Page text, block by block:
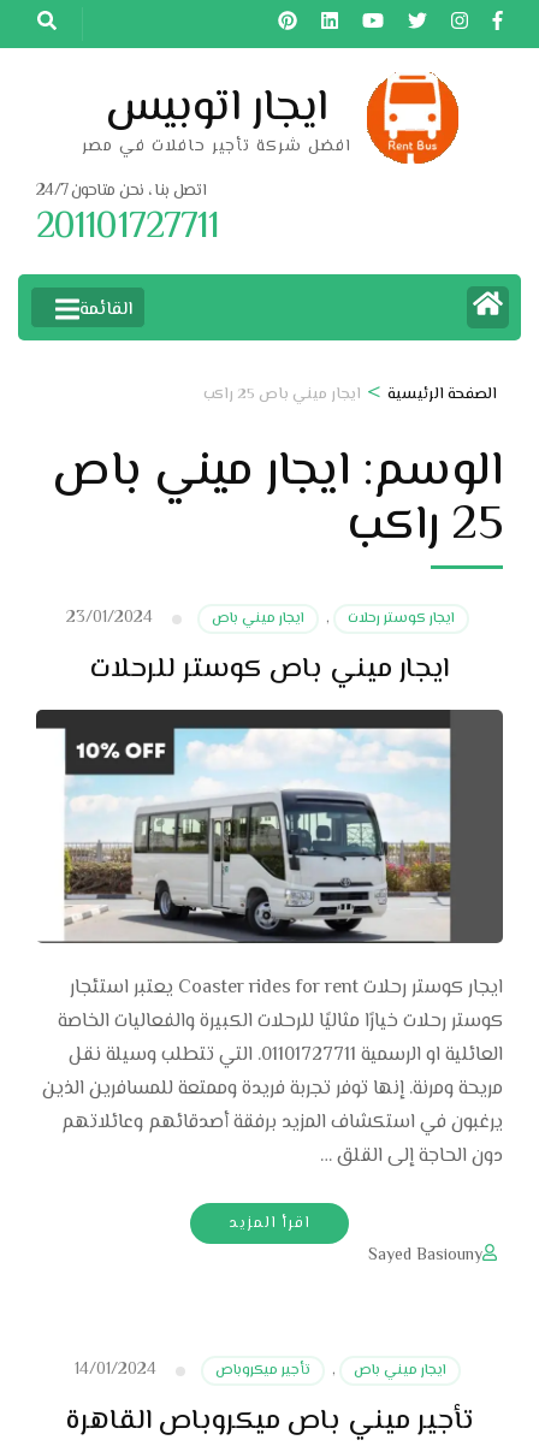
تخطى
إلى
ايجار اتوبيس
افضل شركة تأجير حافلات في مصر
اتصل بنا ، نحن متاحون 24/7
201101727711
القائمة
الصفحة الرئيسية > ايجار ميني باص 25 راكب
الوسم: ايجار ميني باص
25 راكب
ايجار كوستر رحلات , ايجار ميني باص 23/01/2024
ايجار ميني باص كوستر للرحلات
ايجار كوستر رحلات Coaster rides for rent يعتبر استئجار
كوستر رحلات خيارًا مثاليًا للرحلات الكبيرة والفعاليات الخاصة
العائلية او الرسمية 01101727711. التي تتطلب وسيلة نقل
مريحة ومرنة. إنها توفر تجربة فريدة وممتعة للمسافرين الذين
يرغبون في استكشاف المزيد برفقة أصدقائهم وعائلاتهم
دون الحاجة إلى القلق …
اقرأ المزيد
Sayed Basiouny
ايجار ميني باص , تأجير ميكروباص 14/01/2024
تأجير ميني باص ميكروباص القاهرة